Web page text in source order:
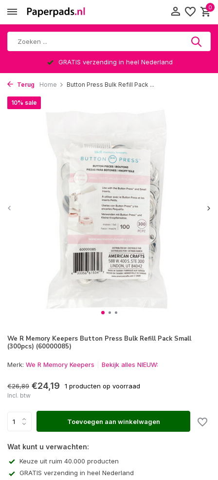
0
GRATIS verzending in heel Nederland
Terug Home Button Press Bulk Refill Pack ...
We R Memory Keepers Button Press Bulk Refill Pack Small
(300pcs) (60000085)
10% sale
Merk: We R Memory Keepers Bekijk alles NIEUW:
€26,89 €24,19 1 producten op voorraad
Incl. btw
Toevoegen aan winkelwagen
Wat kunt u verwachten:
Keuze uit ruim 40.000 producten
GRATIS verzending in heel Nederland